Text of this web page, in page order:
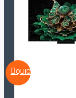
QUICKVIEW